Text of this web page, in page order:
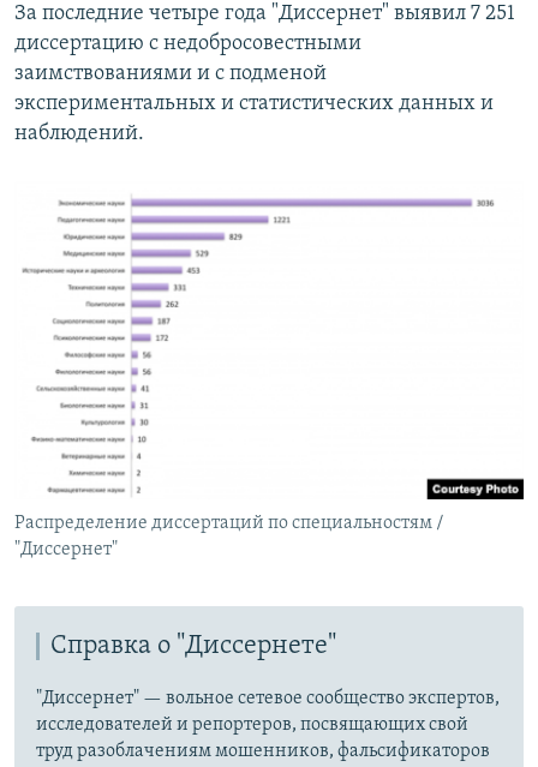
За последние четыре года "Диссернет" выявил 7 251
диссертацию с недобросовестными
заимствованиями и с подменой
экспериментальных и статистических данных и
наблюдений.
Распределение диссертаций по специальностям /
"Диссернет"
Справка о "Диссернете"
"Диссернет" — вольное сетевое сообщество экспертов,
исследователей и репортеров, посвящающих свой
труд разоблачениям мошенников, фальсификаторов